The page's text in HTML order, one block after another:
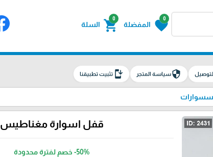
0
favorite المفضلة
0
shopping_cart السلة
securityسياسة المتجر install_mobileتثبيت تطبيقنا
قفل اسوارة مغناطيس
-50%خصم لفترة محدودة